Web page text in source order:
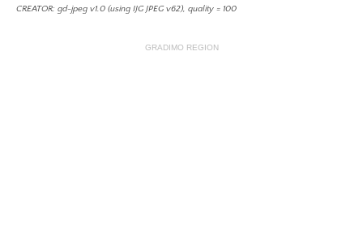
CREATOR: gd-jpeg v1.0 (using IJG JPEG v62), quality = 100
GRADIMO REGION